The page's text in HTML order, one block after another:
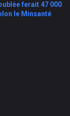
ferait 47 000
le Minsanté